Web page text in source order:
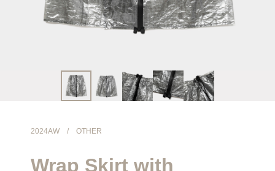
2024AW / OTHER
Wrap Skirt with
FACEBOOK
INSTAGRAM